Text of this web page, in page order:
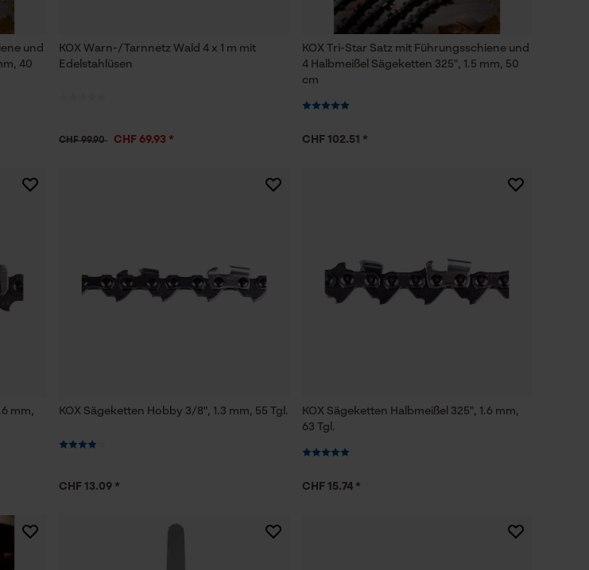
und
40
KOX Warn-/Tarnnetz Wald 4 x 1 m mit
Edelstahlüsen
CHF 99.90 CHF 69.93 *
KOX Tri-Star Satz mit Führungsschiene und
4 Halbmeißel Sägeketten 325", 1.5 mm, 50
cm
CHF 102.51 *
mm,
KOX Sägeketten Hobby 3/8", 1.3 mm, 55 Tgl.
CHF 13.09 *
KOX Sägeketten Halbmeißel 325", 1.6 mm,
63 Tgl.
CHF 15.74 *
Finder Tracking
IP und User Detection
per Chat